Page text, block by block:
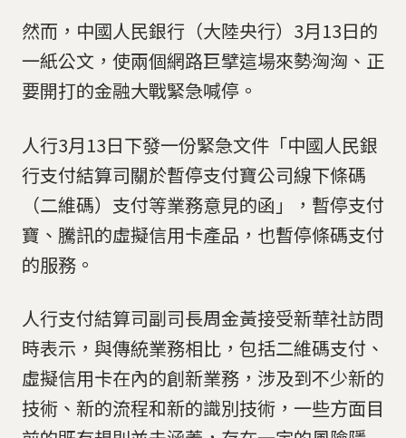
然而，中國人民銀行（大陸央行）3月13日的
一紙公文，使兩個網路巨擘這場來勢洶洶、正
要開打的金融大戰緊急喊停。
人行3月13日下發一份緊急文件「中國人民銀
行支付結算司關於暫停支付寶公司線下條碼
（二維碼）支付等業務意見的函」，暫停支付
寶、騰訊的虛擬信用卡產品，也暫停條碼支付
的服務。
人行支付結算司副司長周金黃接受新華社訪問
時表示，與傳統業務相比，包括二維碼支付、
虛擬信用卡在內的創新業務，涉及到不少新的
技術、新的流程和新的識別技術，一些方面目